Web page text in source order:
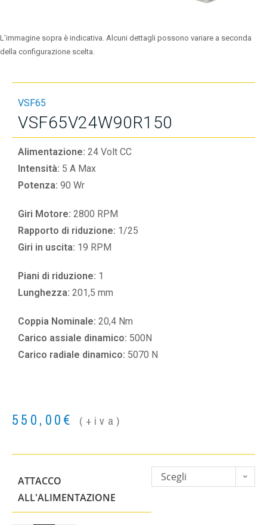
L’immagine sopra è indicativa. Alcuni dettagli possono variare a seconda
della configurazione scelta.
VSF65
VSF65V24W90R150
Alimentazione: 24 Volt CC
Intensità: 5 A Max
Potenza: 90 Wr
Giri Motore: 2800 RPM
Rapporto di riduzione: 1/25
Giri in uscita: 19 RPM
Piani di riduzione: 1
Lunghezza: 201,5 mm
Coppia Nominale: 20,4 Nm
Carico assiale dinamico: 500N
Carico radiale dinamico: 5070 N
550,00€ (+iva)
ATTACCO
ALL'ALIMENTAZIONE
Scegli